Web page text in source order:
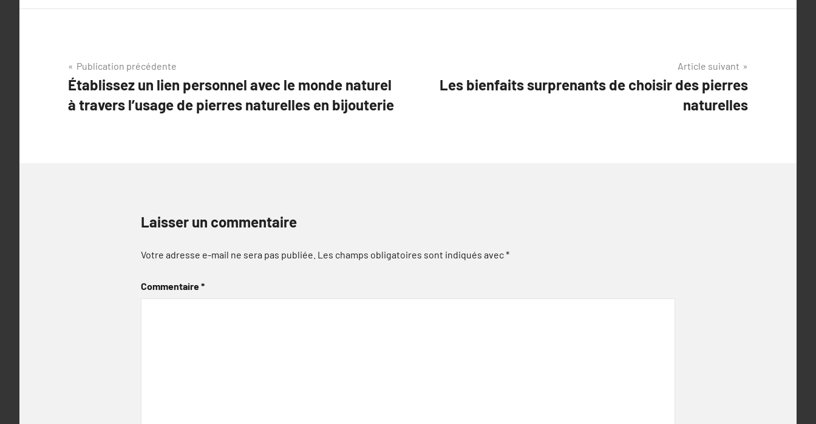
Navigation
de
l’article
Publication précédente
Établissez un lien personnel avec le monde naturel
à travers l’usage de pierres naturelles en bijouterie
Article suivant
Les bienfaits surprenants de choisir des pierres
naturelles
Laisser un commentaire
Votre adresse e-mail ne sera pas publiée. Les champs obligatoires sont indiqués avec*
Commentaire*